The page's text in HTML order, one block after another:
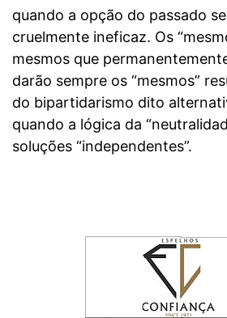
quando a opção do passado
cruelmente ineficaz. Os
mesmos que
darão sempre os “mesmos”
do bipartidarismo dito
quando a lógica da
soluções “independentes”.